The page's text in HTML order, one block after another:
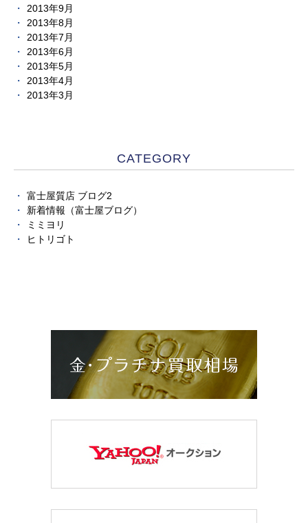
2013年9月
2013年8月
2013年7月
2013年6月
2013年5月
2013年4月
2013年3月
CATEGORY
富士屋質店 ブログ2
新着情報（富士屋ブログ）
ミミヨリ
ヒトリゴト